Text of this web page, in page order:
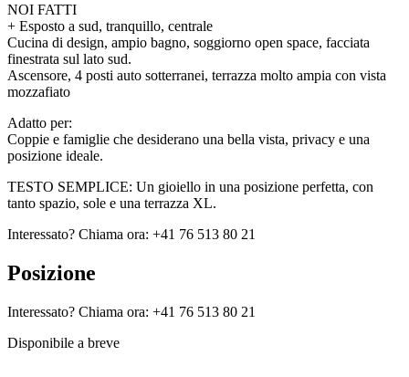
NOI FATTI
+ Esposto a sud, tranquillo, centrale
Cucina di design, ampio bagno, soggiorno open space, facciata
finestrata sul lato sud.
Ascensore, 4 posti auto sotterranei, terrazza molto ampia con vista
mozzafiato
Adatto per:
Coppie e famiglie che desiderano una bella vista, privacy e una
posizione ideale.
TESTO SEMPLICE: Un gioiello in una posizione perfetta, con
tanto spazio, sole e una terrazza XL.
Interessato? Chiama ora: +41 76 513 80 21
Posizione
Interessato? Chiama ora: +41 76 513 80 21
Disponibile a breve